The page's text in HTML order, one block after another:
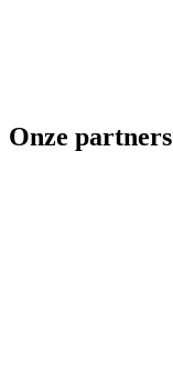
Onze partners